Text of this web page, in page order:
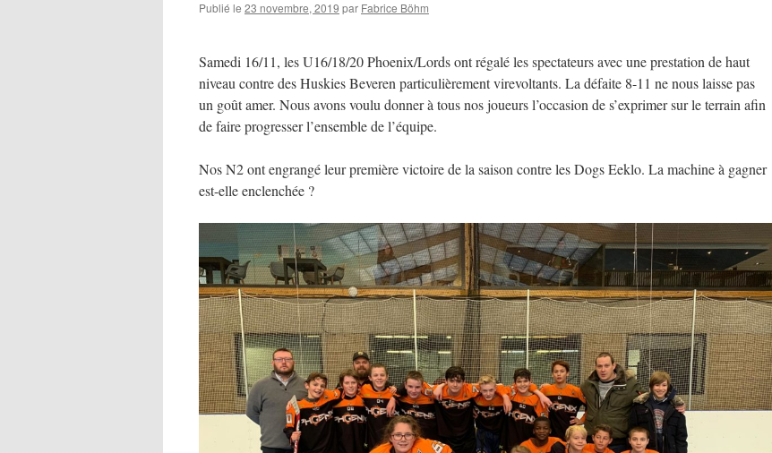
Publié le 23 novembre, 2019 par Fabrice Böhm
Samedi 16/11, les U16/18/20 Phoenix/Lords ont régalé les spectateurs avec une prestation de haut
niveau contre des Huskies Beveren particulièrement virevoltants. La défaite 8-11 ne nous laisse pas
un goût amer. Nous avons voulu donner à tous nos joueurs l’occasion de s’exprimer sur le terrain afin
de faire progresser l’ensemble de l’équipe.
Nos N2 ont engrangé leur première victoire de la saison contre les Dogs Eeklo. La machine à gagner
est-elle enclenchée ?